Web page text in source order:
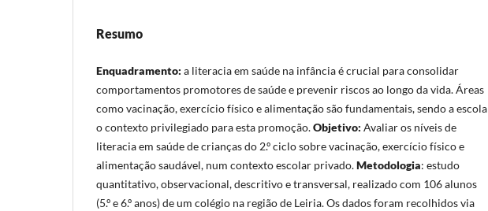
Resumo
Enquadramento: a literacia em saúde na infância é crucial para consolidar
comportamentos promotores de saúde e prevenir riscos ao longo da vida. Áreas
como vacinação, exercício físico e alimentação são fundamentais, sendo a escola
o contexto privilegiado para esta promoção.Objetivo: Avaliar os níveis de
literacia em saúde de crianças do 2.º ciclo sobre vacinação, exercício físico e
alimentação saudável, num contexto escolar privado.Metodologia: estudo
quantitativo, observacional, descritivo e transversal, realizado com 106 alunos
(5.º e 6.º anos) de um colégio na região de Leiria. Os dados foram recolhidos via